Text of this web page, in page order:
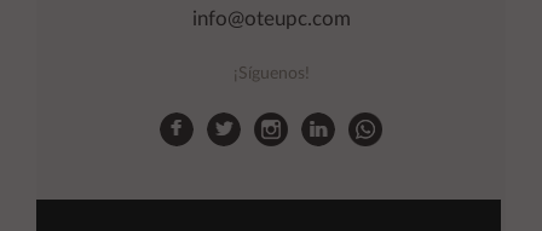
info@oteupc.com
¡Síguenos!